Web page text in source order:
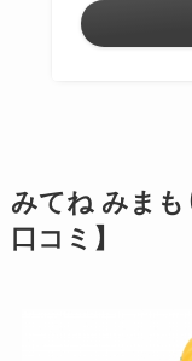
みてね みま
口コミ】